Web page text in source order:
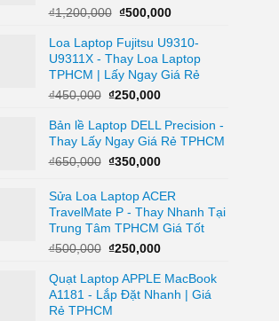
₫1,200,000 Giá
là:
₫1,200,000.
₫500,000Giá
tại
là:
₫500,000.
Loa Laptop Fujitsu U9310-
U9311X - Thay Loa Laptop
TPHCM | Lấy Ngay Giá Rẻ
₫450,000 Giá
là:
₫450,000.
₫250,000Giá
tại
là:
₫250,000.
Bản lề Laptop DELL Precision -
Thay Lấy Ngay Giá Rẻ TPHCM
₫650,000 Giá
là:
₫650,000.
₫350,000Giá
tại
là:
₫350,000.
Sửa Loa Laptop ACER
TravelMate P - Thay Nhanh Tại
Trung Tâm TPHCM Giá Tốt
₫500,000 Giá
là:
₫500,000.
₫250,000Giá
tại
là:
Quạt Laptop APPLE MacBook
A1181 - Lắp Đặt Nhanh | Giá
Rẻ TPHCM